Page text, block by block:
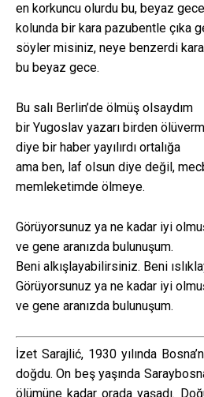
en korkuncu olurdu bu, beyaz gece
kolunda bir kara pazubentle çıka
söyler misiniz, neye benzerdi
bu beyaz gece.
Bu salı Berlin’de ölmüş olsaydım
bir Yugoslav yazarı birden
diye bir haber yayılırdı ortalığa
ama ben, laf olsun diye değil,
memleketimde ölmeye.
Görüyorsunuz ya ne kadar iyi
ve gene aranızda bulunuşum.
Beni alkışlayabilirsiniz. Beni
Görüyorsunuz ya ne kadar iyi
ve gene aranızda bulunuşum.
İzet Sarajlić, 1930 yılında
doğdu. On beş yaşında
ölümüne kadar orada yaşadı.